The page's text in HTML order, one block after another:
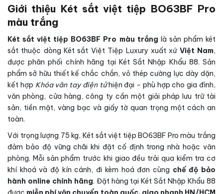
Giới thiệu Két sắt việt tiệp BO63BF Pro
màu trắng
Két sắt việt tiệp BO63BF Pro màu trắng là sản phẩm két
sắt thuộc dòng Két sắt Việt Tiệp Luxury xuất xứ Việt Nam,
được phân phối chính hãng tại Két Sắt Nhập Khẩu 88. Sản
phẩm sở hữu thiết kế chắc chắn, vỏ thép cường lực dày dặn,
kết hợp Khóa vân tay điện tửhiện đại - phù hợp cho gia đình,
văn phòng, cửa hàng, công ty cần một giải pháp lưu trữ tài
sản, tiền mặt, vàng bạc và giấy tờ quan trọng một cách an
toàn.
Với trọng lượng 75 kg, Két sắt việt tiệp BO63BF Pro màu trắng
đảm bảo độ vững chãi khi đặt cố định trong nhà hoặc văn
phòng. Mỗi sản phẩm trước khi giao đều trải qua kiểm tra cơ
khí khoá và độ kín cánh, đi kèm hoá đơn cùng chế độ bảo
hành online chính hãng. Đặt hàng tại Két Sắt Nhập Khẩu 88